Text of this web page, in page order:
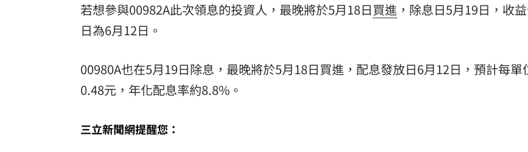
若想參與00982A此次領息的投資人，最晚將於5月18日買進 ，除息日5月19日，收
日為6月12日。
00980A也在5月19日除息，最晚將於5月18日買進，配息發放日6月12日，預計每單
0.48元，年化配息率約8.8%。
三立新聞網提醒您：